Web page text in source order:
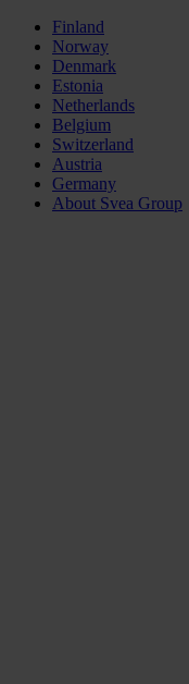
Finland
Norway
Denmark
Estonia
Netherlands
Belgium
Switzerland
Austria
Germany
About Svea Group